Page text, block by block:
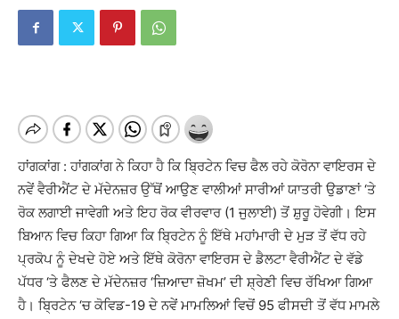
ਹਾਂਗਕਾਂਗ : ਹਾਂਗਕਾਂਗ ਨੇ ਕਿਹਾ ਹੈ ਕਿ ਬ੍ਰਿਟੇਨ ਵਿਚ ਫੈਲ ਰਹੇ ਕੋਰੋਨਾ ਵਾਇਰਸ ਦੇ
ਨਵੇਂ ਵੈਰੀਐਂਟ ਦੇ ਮੱਦੇਨਜ਼ਰ ਉੱਥੋਂ ਆਉਣ ਵਾਲੀਆਂ ਸਾਰੀਆਂ ਯਾਤਰੀ ਉਡਾਣਾਂ ‘ਤੇ
ਰੋਕ ਲਗਾਈ ਜਾਵੇਗੀ ਅਤੇ ਇਹ ਰੋਕ ਵੀਰਵਾਰ (1 ਜੁਲਾਈ) ਤੋਂ ਸ਼ੁਰੂ ਹੋਵੇਗੀ। ਇਸ
ਬਿਆਨ ਵਿਚ ਕਿਹਾ ਗਿਆ ਕਿ ਬ੍ਰਿਟੇਨ ਨੂੰ ਇੱਥੇ ਮਹਾਂਮਾਰੀ ਦੇ ਮੁੜ ਤੋਂ ਵੱਧ ਰਹੇ
ਪ੍ਰਕੋਪ ਨੂੰ ਦੇਖਦੇ ਹੋਏ ਅਤੇ ਇੱਥੇ ਕੋਰੋਨਾ ਵਾਇਰਸ ਦੇ ਡੈਲਟਾ ਵੈਰੀਐਂਟ ਦੇ ਵੱਡੇ
ਪੱਧਰ ‘ਤੇ ਫੈਲਣ ਦੇ ਮੱਦੇਨਜ਼ਰ ‘ਜ਼ਿਆਦਾ ਜ਼ੋਖਮ’ ਦੀ ਸ਼੍ਰੇਣੀ ਵਿਚ ਰੱਖਿਆ ਗਿਆ
ਹੈ। ਬ੍ਰਿਟੇਨ ‘ਚ ਕੋਵਿਡ-19 ਦੇ ਨਵੇਂ ਮਾਮਲਿਆਂ ਵਿਚੋਂ 95 ਫੀਸਦੀ ਤੋਂ ਵੱਧ ਮਾਮਲੇ